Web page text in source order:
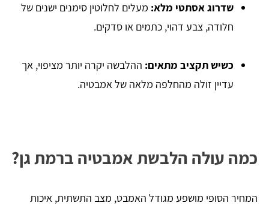
שדרוג אסתטי מלא: מעלים לחלוטין סימנים ישנים של
חלודה, צבע דהוי, כתמים או סדקים.
כשיש תקציב מתאים: ההלבשה יקרה יותר מציפוי, אך
עדיין זולה מהחלפה מלאה של אמבטיה.
כמה עולה הלבשת אמבטיה ברמת גן?
המחיר הסופי מושפע מגודל האמבט, מצב התשתית, איכות